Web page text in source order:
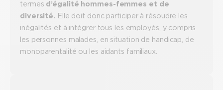
termes d’égalité hommes-femmes et de
diversité. Elle doit donc participer à résoudre les
inégalités et à intégrer tous les employés, y compris
les personnes malades, en situation de handicap, de
monoparentalité ou les aidants familiaux.